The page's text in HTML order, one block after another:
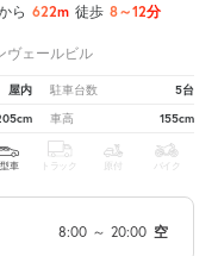
ら 622m 徒歩 8～12分
ヴェールビル
屋内 駐車台数 5台
車高 155cm
車 トラック 原付 バイク
8:00 ～ 20:00 空